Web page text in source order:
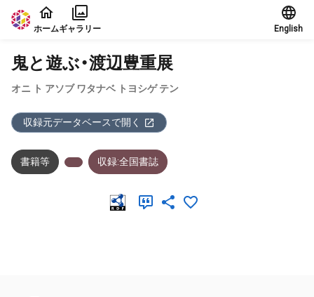
本文に飛ぶ
ホームギャラリー English
鬼と遊ぶ・渡辺豊重展
オニ ト アソブ ワタナベ トヨシゲ テン
収録元データベースで開く
書籍等 収録:全国書誌